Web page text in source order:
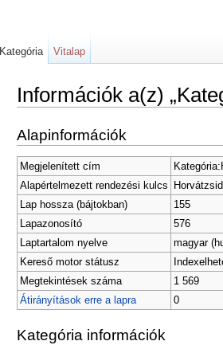
Információk a(z)
Alapinformációk
Megjelenített cím
Alapértelmezett rendezési kulcs
Lap hossza (bájtokban)
155
Lapazonosító
576
Laptartalom nyelve
magyar
Kereső motor státusz
Megtekintések száma
1 569
Átirányítások erre a lapra
0
Kategória információk
Kategória Vitalap